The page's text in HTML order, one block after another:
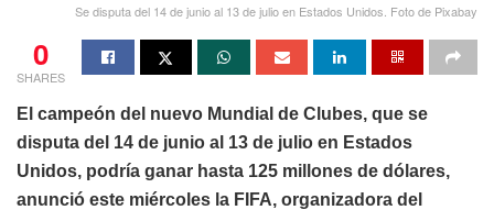
Se disputa del 14 de junio al 13 de julio en Estados Unidos. Foto de Pixabay
0
SHARES
El campeón del nuevo Mundial de Clubes, que se
disputa del 14 de junio al 13 de julio en Estados
Unidos, podría ganar hasta 125 millones de dólares,
anunció este miércoles la FIFA, organizadora del